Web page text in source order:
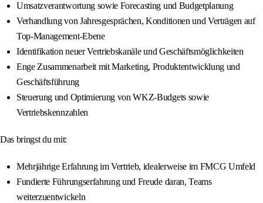
Umsatzverantwortung sowie Forecasting und Budgetplanung
Verhandlung von Jahresgesprächen, Konditionen und Verträgen auf
Top-Management-Ebene
Identifikation neuer Vertriebskanäle und Geschäftsmöglichkeiten
Enge Zusammenarbeit mit Marketing, Produktentwicklung und
Geschäftsführung
Steuerung und Optimierung von WKZ-Budgets sowie
Vertriebskennzahlen
Das bringst du mit:
Mehrjährige Erfahrung im Vertrieb, idealerweise im FMCG Umfeld
Fundierte Führungserfahrung und Freude daran, Teams
weiterzuentwickeln